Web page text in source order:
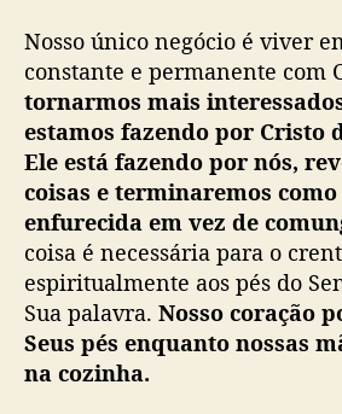
Nosso único negócio é viver
constante e permanente com
tornarmos mais
estamos fazendo por Cristo
Ele está fazendo por nós,
coisas e terminaremos
enfurecida em vez de
coisa é necessária para o
espiritualmente aos pés do
Sua palavra. Nosso coração
Seus pés enquanto nossas
na cozinha.